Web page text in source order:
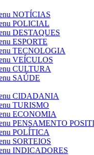
NOTÍCIAS
POLICIAL
DESTAQUES
ESPORTE
TECNOLOGIA
VEÍCULOS
CULTURA
SAÚDE
CIDADANIA
TURISMO
ECONOMIA
PENSAMENTO
POLÍTICA
SORTEIOS
INDICADORES